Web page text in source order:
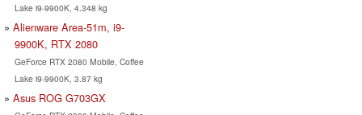
Lake i9-9900K, 4.348 kg
Alienware Area-51m, i9-
9900K, RTX 2080
GeForce RTX 2080 Mobile, Coffee
Lake i9-9900K, 3.87 kg
Asus ROG G703GX